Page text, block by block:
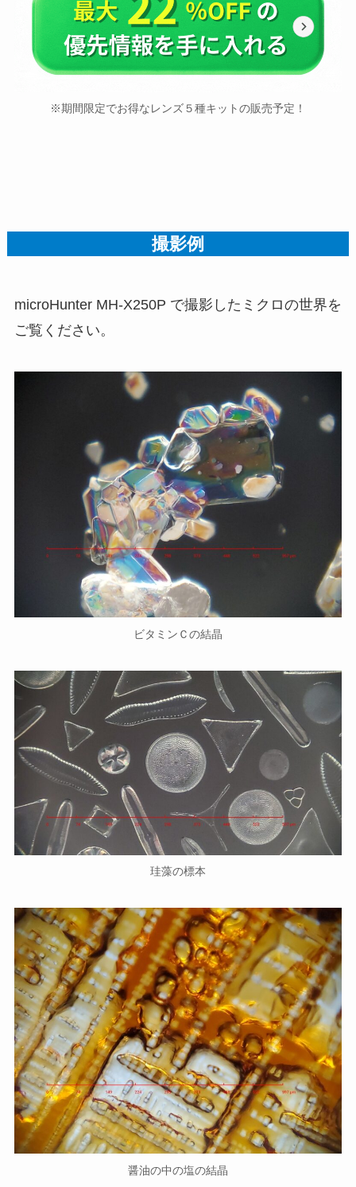
※期間限定でお得なレンズ５種キットの販売予定！
撮影例
microHunter MH-X250P で撮影したミクロの世界を
ご覧ください。
ビタミンＣの結晶
珪藻の標本
醤油の中の塩の結晶